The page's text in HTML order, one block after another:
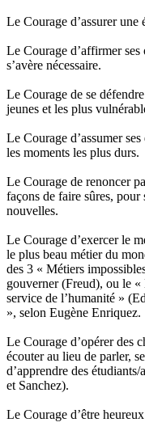
Le Courage d’assurer
Le Courage d’affirmer
s’avère nécessaire.
Le Courage de se
jeunes et les plus
Le Courage d’assumer
les moments les plus durs.
Le Courage de renoncer
façons de faire sûres, pour
nouvelles.
Le Courage d’exercer le
le plus beau métier du
des 3 « Métiers
gouverner (Freud), ou le
service de l’humanité »
», selon Eugène Enriquez.
Le Courage d’opérer des
écouter au lieu de parler,
d’apprendre des
et Sanchez).
Le Courage d’être